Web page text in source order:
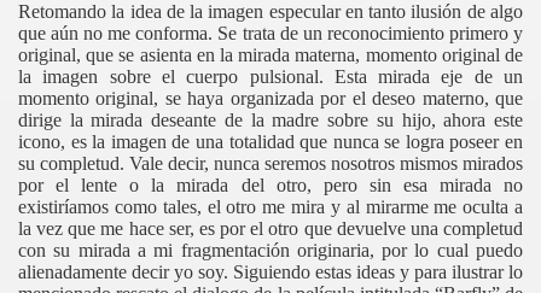
Retomando la idea de la imagen especular en tanto ilusión de algo
que aún no me conforma. Se trata de un reconocimiento primero y
original, que se asienta en la mirada materna, momento original de
la imagen sobre el cuerpo pulsional. Esta mirada eje de un
momento original, se haya organizada por el deseo materno, que
dirige la mirada deseante de la madre sobre su hijo, ahora este
icono, es la imagen de una totalidad que nunca se logra poseer en
su completud. Vale decir, nunca seremos nosotros mismos mirados
por el lente o la mirada del otro, pero sin esa mirada no
existiríamos como tales, el otro me mira y al mirarme me oculta a
la vez que me hace ser, es por el otro que devuelve una completud
con su mirada a mi fragmentación originaria, por lo cual puedo
alienadamente decir yo soy. Siguiendo estas ideas y para ilustrar lo